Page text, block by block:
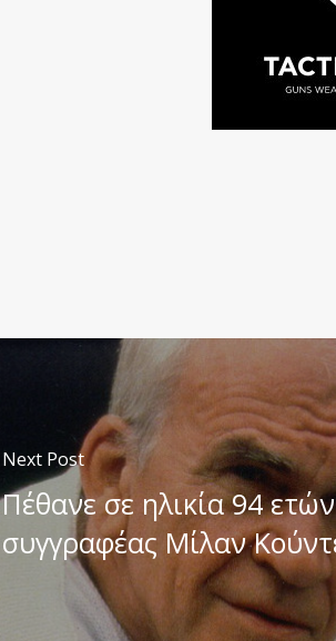
Next Post
Πέθανε σε ηλικία 94
συγγραφέας Μίλαν